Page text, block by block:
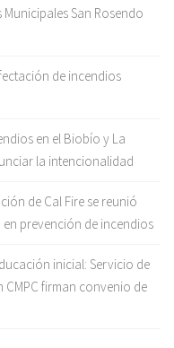
San Rosendo
de incendios
en el Biobío y La
la intencionalidad
de Cal Fire se reunió
prevención de incendios
inicial: Servicio de
firman convenio de